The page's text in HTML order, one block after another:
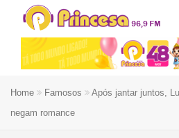
Home Famosos
Após jantar juntos,
negam romance